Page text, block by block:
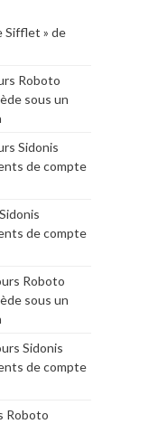
Sifflet » de
Roboto
sous un
Sidonis
de compte
de compte
Roboto
sous un
Sidonis
de compte
Roboto